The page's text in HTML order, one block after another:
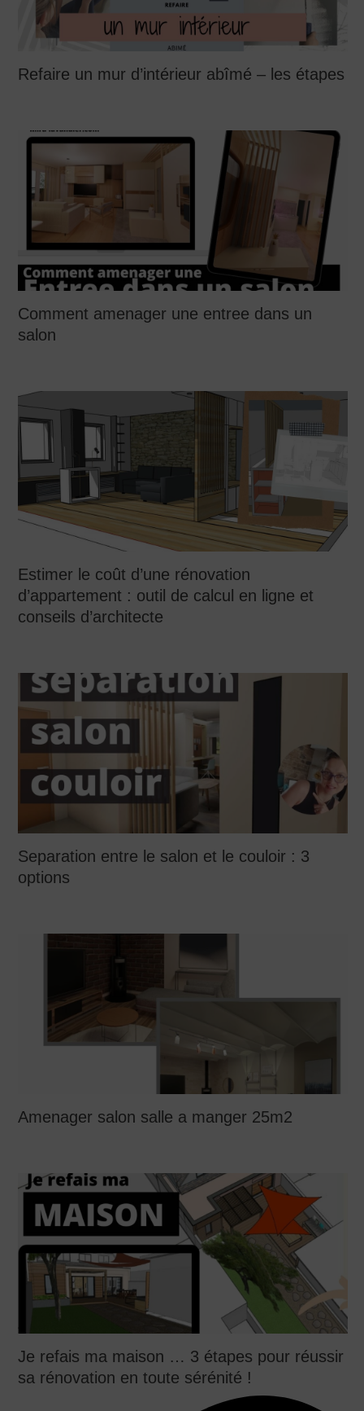
Refaire un mur d’intérieur abîmé – les étapes
Comment amenager une entree dans un
salon
Estimer le coût d’une rénovation
d’appartement : outil de calcul en ligne et
conseils d’architecte
Separation entre le salon et le couloir : 3
options
Amenager salon salle a manger 25m2
Je refais ma maison … 3 étapes pour réussir
sa rénovation en toute sérénité !